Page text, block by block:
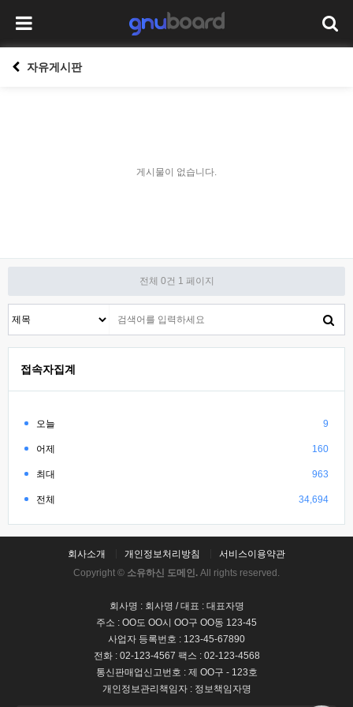
자유게시판
게시물이 없습니다.
전체 0건 1 페이지
접속자집계
오늘 9
어제 160
최대 963
전체 34,694
회사소개 개인정보처리방침
서비스이용약관
Copyright © 소유하신 도메인. All rights reserved.
회사명 : 회사명 / 대표 : 대표자명
주소 : OO도 OO시 OO구 OO동 123-45
사업자 등록번호 : 123-45-67890
전화 : 02-123-4567 팩스 : 02-123-4568
통신판매업신고번호 : 제 OO구 - 123호
개인정보관리책임자 : 정보책임자명